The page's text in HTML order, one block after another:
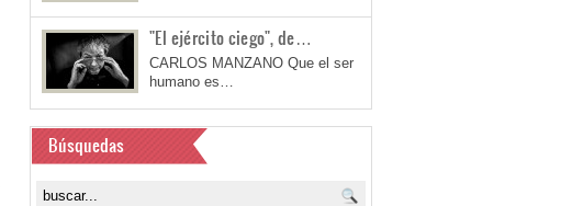
"El ejército ciego", de…
CARLOS MANZANO Que el ser
humano es…
Búsquedas